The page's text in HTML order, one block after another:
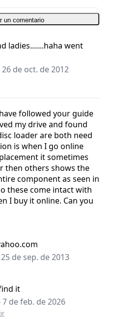
un comentario
ladies.......haha went
26 de oct. de 2012
followed your guide
my drive and found
loader are both need
is when I go online
it sometimes
then others shows the
component as seen in
these come intact with
I buy it online. Can you
25 de sep. de 2013
it
7 de feb. de 2026